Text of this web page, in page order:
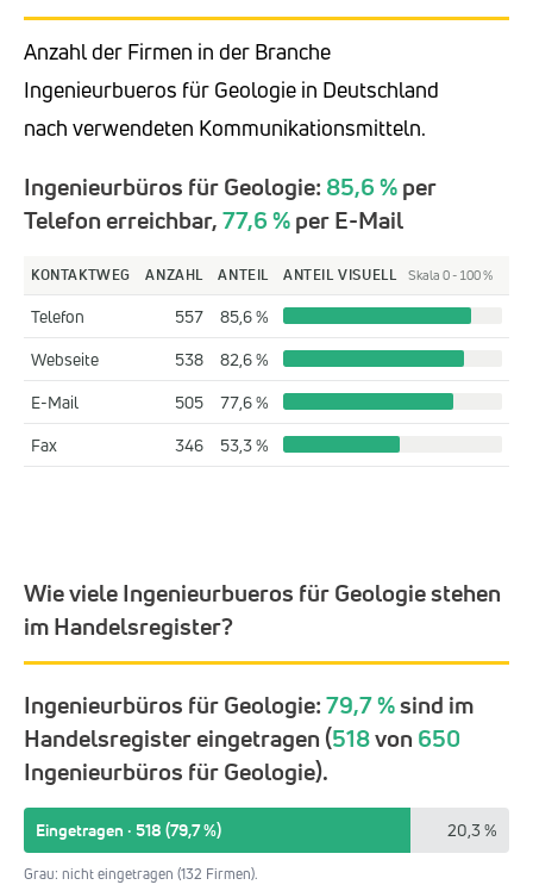
Anzahl der Firmen in der Branche
Ingenieurbueros für Geologie in Deutschland
nach verwendeten Kommunikationsmitteln.
Ingenieurbüros für Geologie: 85,6 %per
Telefon erreichbar,77,6 %per E-Mail
KONTAKTWEG ANZAHL ANTEIL ANTEIL VISUELL Skala 0 - 100 %
Telefon 557
85,6 %
Webseite
538
82,6 %
E-Mail
505
77,6 %
Fax
346 53,3 %
Wie viele Ingenieurbueros für Geologie stehen
im Handelsregister?
Ingenieurbüros für Geologie:79,7 %sind im
Handelsregister eingetragen (518von 650
Ingenieurbüros für Geologie).
Eingetragen · 518 (79,7 %) 20,3 %
Grau: nicht eingetragen (132 Firmen).